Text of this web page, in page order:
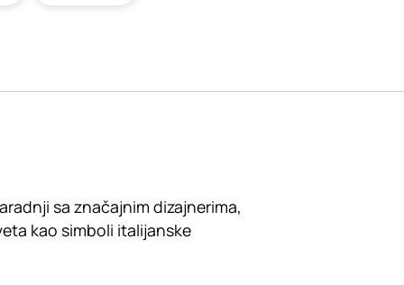
sa značajnim dizajnerima,
kao simboli italijanske